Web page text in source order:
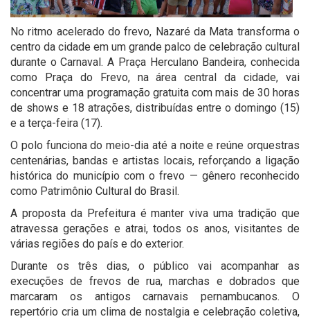
No ritmo acelerado do frevo, Nazaré da Mata transforma o
centro da cidade em um grande palco de celebração cultural
durante o Carnaval. A Praça Herculano Bandeira, conhecida
como Praça do Frevo, na área central da cidade, vai
concentrar uma programação gratuita com mais de 30 horas
de shows e 18 atrações, distribuídas entre o domingo (15)
e a terça-feira (17).
O polo funciona do meio-dia até a noite e reúne orquestras
centenárias, bandas e artistas locais, reforçando a ligação
histórica do município com o frevo — gênero reconhecido
como Patrimônio Cultural do Brasil.
A proposta da Prefeitura é manter viva uma tradição que
atravessa gerações e atrai, todos os anos, visitantes de
várias regiões do país e do exterior.
Durante os três dias, o público vai acompanhar as
execuções de frevos de rua, marchas e dobrados que
marcaram os antigos carnavais pernambucanos. O
repertório cria um clima de nostalgia e celebração coletiva,